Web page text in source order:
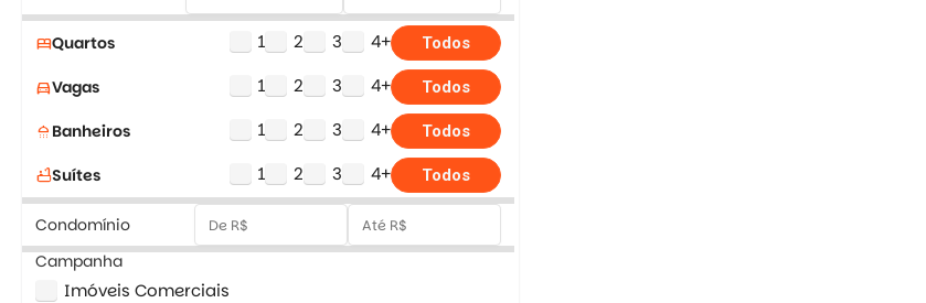
bedQuartos 1 2 3 4+ Todos
directions_carVagas 1 2 3 4+ Todos
shower Banheiros 1 2 3 4+ Todos
bathtubSuítes 1 2 3 4+ Todos
Condomínio
Campanha
Imóveis Comerciais